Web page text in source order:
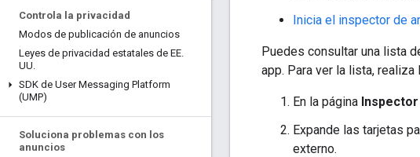
Controla la privacidad
Modos de publicación de anuncios
Leyes de privacidad estatales de EE.
UU.
SDK de User Messaging Platform
(UMP)
Soluciona problemas con los
anuncios
Inicia el inspector de
Puedes consultar una lista
app. Para ver la lista,
En la página
Expande las tarjetas
externo.